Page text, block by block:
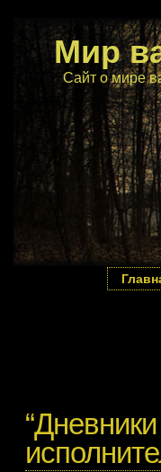
Мир
Сайт о мире